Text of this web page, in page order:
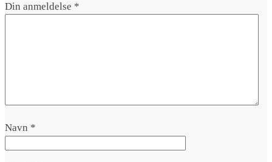
Din anmeldelse *
Navn *